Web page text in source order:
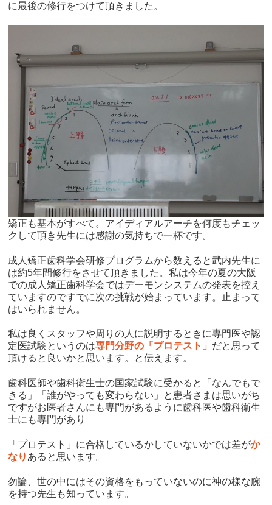
に最後の修行をつけて頂きました。
矯正も基本がすべて。アイディアルアーチを何度もチェッ
クして頂き先生には感謝の気持ちで一杯です。
成人矯正歯科学会研修プログラムから数えると武内先生に
は約5年間修行をさせて頂きました。私は今年の夏の大阪
での成人矯正歯科学会ではデーモンシステムの発表を控え
ていますのですでに次の挑戦が始まっています。止まって
はいられません。
私は良くスタッフや周りの人に説明するときに専門医や認
定医試験というのは専門分野の「プロテスト」 だと思って
頂けると良いかと思います。と伝えます。
歯科医師や歯科衛生士の国家試験に受かると「なんでもで
きる」「誰がやっても変わらない」と患者さまは思いがち
ですがお医者さんにも専門があるように歯科医や歯科衛生
士にも専門があり
「プロテスト」に合格しているかしていないかでは差がか
なり あると思います。
勿論、世の中にはその資格をもっていないのに神の様な腕
を持つ先生も知っています。